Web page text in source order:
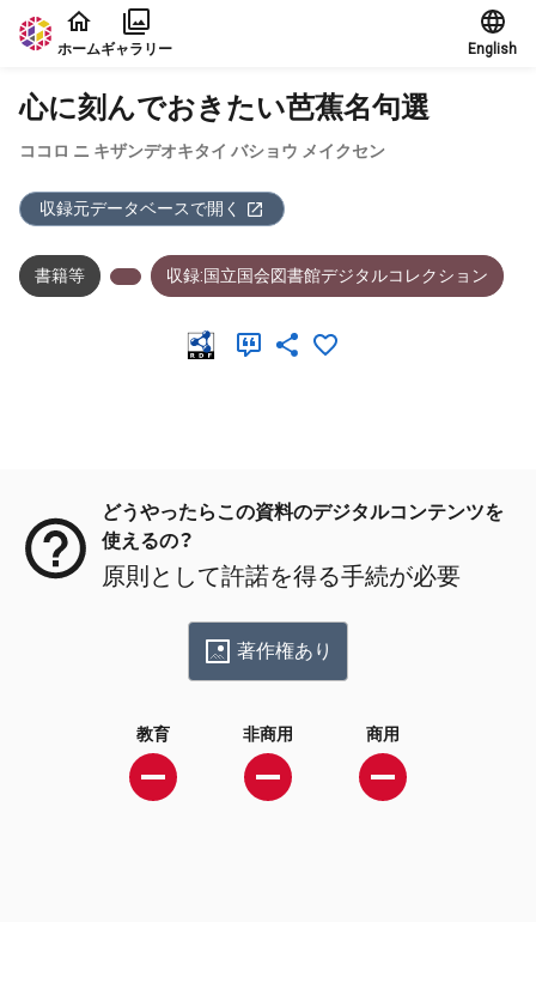
本文に飛ぶ
ホームギャラリー English
心に刻んでおきたい芭蕉名句選
ココロ ニ キザンデオキタイ バショウ メイクセン
収録元データベースで開く
書籍等 収録:国立国会図書館デジタルコレクション
どうやったらこの資料のデジタルコンテンツを
使えるの？
原則として許諾を得る手続が必要
著作権あり
教育 非商用 商用